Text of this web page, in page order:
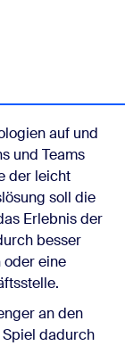
auf und
und Teams
der leicht
soll die
Erlebnis der
besser
oder eine
an den
Spiel dadurch